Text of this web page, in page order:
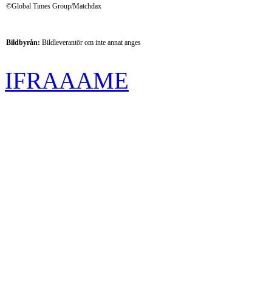
©Global Times Group/Matchdax
Bildbyrån: Bildleverantör om inte annat anges
IFRAAAME